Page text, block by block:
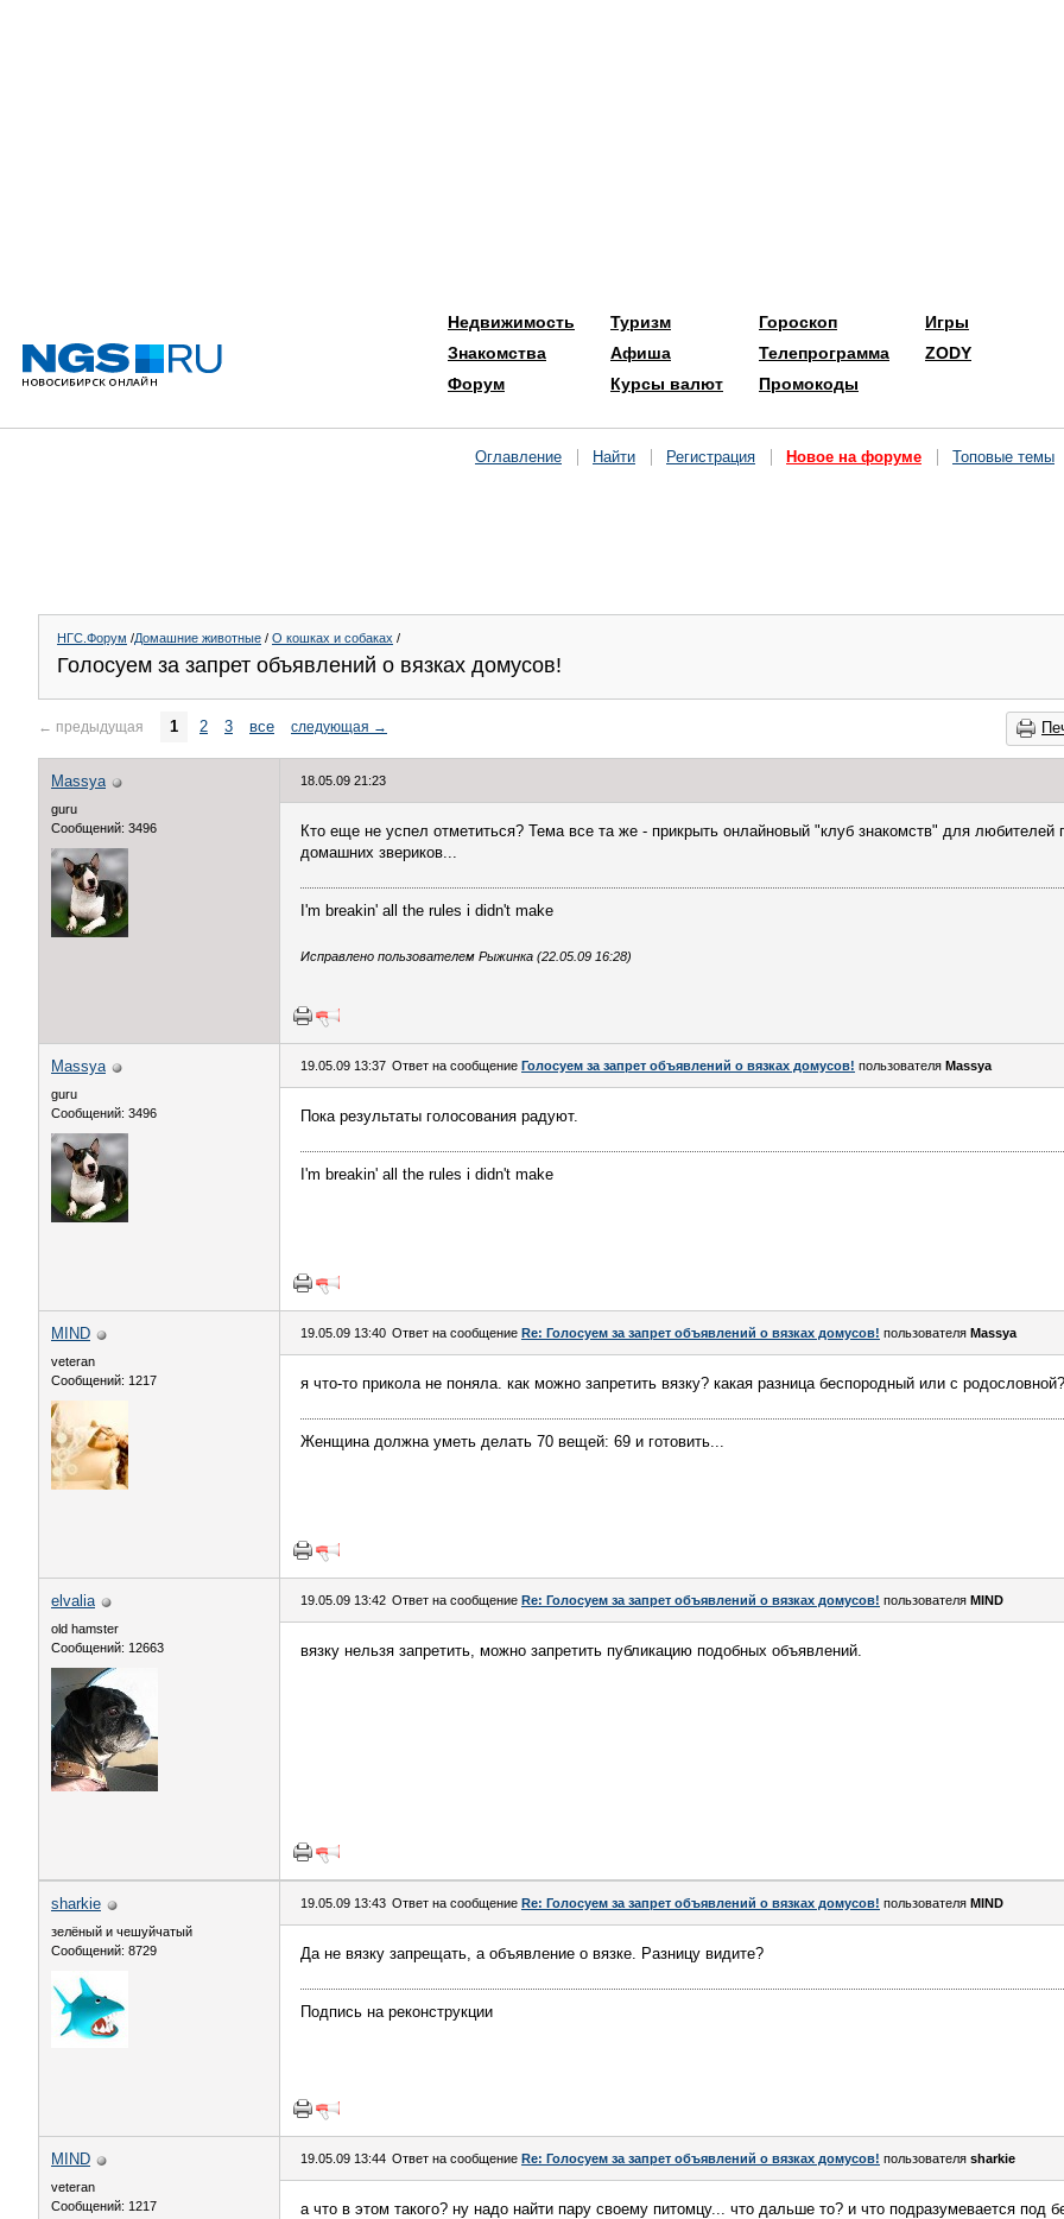
Недвижимость
Знакомства
Форум
Туризм
Афиша
Курсы валют
Гороскоп
Телепрограмма
Промокоды
Игры
ZODY
Оглавление Найти Регистрация Новое на форуме Топовые темы
НГС.Форум /Домашние животные / О кошках и собаках /
Голосуем за запрет объявлений о вязках домусов!
← предыдущая 1 2 3 все следующая →
Massya
guru
Сообщений: 3496
18.05.09 21:23
Кто еще не успел отметиться? Тема все та же - прикрыть онлайновый "клуб знакомств" для любителей
домашних звериков...
I'm breakin' all the rules i didn't make
Исправлено пользователем Рыжинка (22.05.09 16:28)
Massya
guru
Сообщений: 3496
19.05.09 13:37 Ответ на сообщение Голосуем за запрет объявлений о вязках домусов! пользователя Massya
Пока результаты голосования радуют.
I'm breakin' all the rules i didn't make
MIND
veteran
Сообщений: 1217
19.05.09 13:40 Ответ на сообщение Re: Голосуем за запрет объявлений о вязках домусов! пользователя Massya
я что-то прикола не поняла. как можно запретить вязку? какая разница беспородный или с родословной?
Женщина должна уметь делать 70 вещей: 69 и готовить...
elvalia
old hamster
Сообщений: 12663
19.05.09 13:42 Ответ на сообщение Re: Голосуем за запрет объявлений о вязках домусов! пользователя MIND
вязку нельзя запретить, можно запретить публикацию подобных объявлений.
sharkie
зелёный и чешуйчатый
Сообщений: 8729
19.05.09 13:43 Ответ на сообщение Re: Голосуем за запрет объявлений о вязках домусов! пользователя MIND
Да не вязку запрещать, а объявление о вязке. Разницу видите?
Подпись на реконструкции
MIND
veteran
Сообщений: 1217
19.05.09 13:44 Ответ на сообщение Re: Голосуем за запрет объявлений о вязках домусов! пользователя sharkie
а что в этом такого? ну надо найти пару своему питомцу... что дальше то? и что подразумевается под